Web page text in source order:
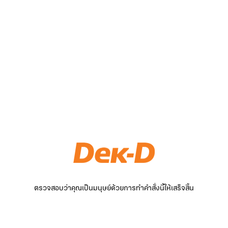
ตรวจสอบว่าคุณเป็นมนุษย์ด้วยการทำคำสั่งนี้ให้เสร็จสิ้น